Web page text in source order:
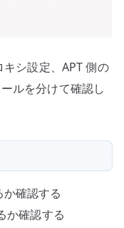
キシ設定、APT 側の
ルを分けて確認し
確認する
か確認する